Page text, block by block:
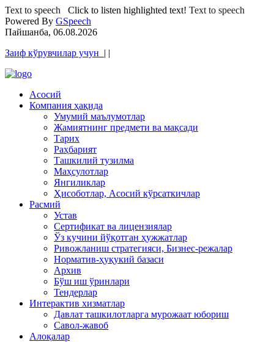
Text to speech Click to listen highlighted text! Text to speech
Powered By GSpeech
Пайшанба, 06.08.2026
Заиф кўрувчилар учун | |
Асосий
Компания ҳақида
Умумий маълумотлар
Жамиятнинг предмети ва мақсади
Тарих
Раҳбарият
Ташкилий тузилма
Маҳсулотлар
Янгиликлар
Ҳисоботлар, Асосий кўрсаткичлар
Расмий
Устав
Сертификат ва лицензиялар
Ўз кучини йўқотган ҳужжатлар
Ривожланиш стратегияси, Бизнес-режалар
Норматив-ҳуқукий базаси
Архив
Бўш иш ўринлари
Тендерлар
Интерактив хизматлар
Давлат ташкилотларга мурожаат юбориш
Савол-жавоб
Алоқалар